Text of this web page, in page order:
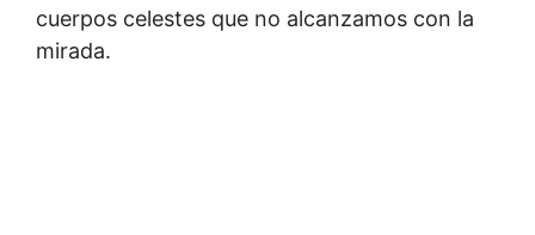
cuerpos celestes que no alcanzamos con la
mirada.